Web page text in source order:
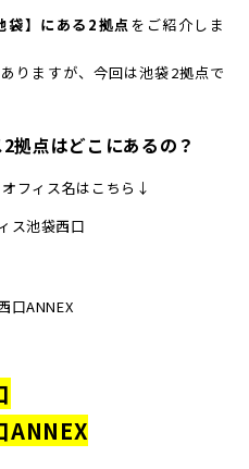
袋】にある2拠点 をご紹介しま
りますが、今回は池袋2拠点で
拠点はどこにあるの？
フィス名はこちら↓
ANNEX